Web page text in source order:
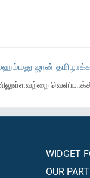
ஜான்
WIDGET
OUR